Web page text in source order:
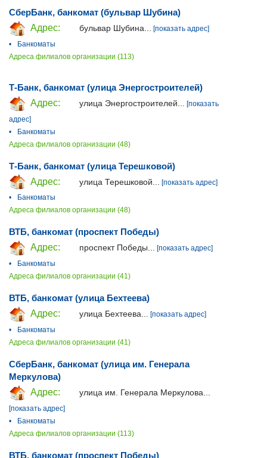
СберБанк, банкомат (бульвар Шубина)
Адрес:
бульвар Шубина...
[показать адрес]
•
Банкоматы
Адреса филиалов организации (113)
Т-Банк, банкомат (улица Энергостроителей)
Адрес:
улица Энергостроителей...
[показать
адрес]
•
Банкоматы
Адреса филиалов организации (48)
Т-Банк, банкомат (улица Терешковой)
Адрес:
улица Терешковой...
[показать адрес]
•
Банкоматы
Адреса филиалов организации (48)
ВТБ, банкомат (проспект Победы)
Адрес:
проспект Победы... [показать адрес]
•
Банкоматы
Адреса филиалов организации (41)
ВТБ, банкомат (улица Бехтеева)
Адрес:
улица Бехтеева...
[показать адрес]
•
Банкоматы
Адреса филиалов организации (41)
СберБанк, банкомат (улица им. Генерала
Меркулова)
Адрес:
улица им. Генерала Меркулова...
[показать адрес]
•
Банкоматы
Адреса филиалов организации (113)
ВТБ, банкомат (проспект Победы)